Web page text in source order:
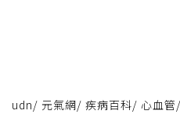
udn/ 元氣網/ 疾病百科/ 心血管/